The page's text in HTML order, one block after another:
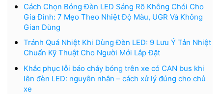
Cách Chọn Bóng Đèn LED Sáng Rõ Không Chói Cho
Gia Đình: 7 Mẹo Theo Nhiệt Độ Màu, UGR Và Không
Gian Dùng
Tránh Quá Nhiệt Khi Dùng Đèn LED: 9 Lưu Ý Tản Nhiệt
Chuẩn Kỹ Thuật Cho Người Mới Lắp Đặt
Khắc phục lỗi báo cháy bóng trên xe có CAN bus khi
lên đèn LED: nguyên nhân – cách xử lý đúng cho chủ
xe